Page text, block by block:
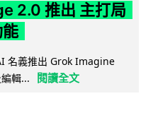
2.0 推出 主打局
名義推出 Grok Imagine
輯...
閱讀全文